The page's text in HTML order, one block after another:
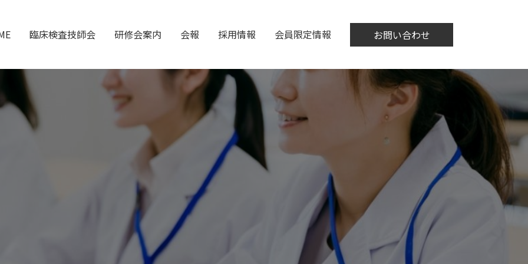
臨床検査技師会 研修会案内 会報 採用情報 会員限定情報 お問い合わせ